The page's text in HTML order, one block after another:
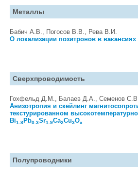
Металлы
Бабич А.В., Погосов В.В., Рева В.И.
О локализации позитронов в вакансиях
Сверхпроводимость
Гохфельд Д.М., Балаев Д.А., Семенов
Анизотропия и скейлинг
текстурированном
Bi1.8Pb0.3Sr1.9Ca2Cu3Ox
Полупроводники